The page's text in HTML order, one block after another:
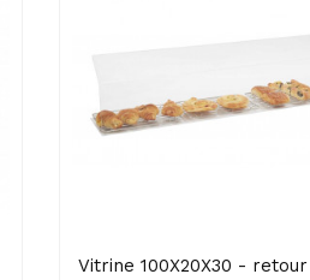
Vitrine 100X20X30 - retour